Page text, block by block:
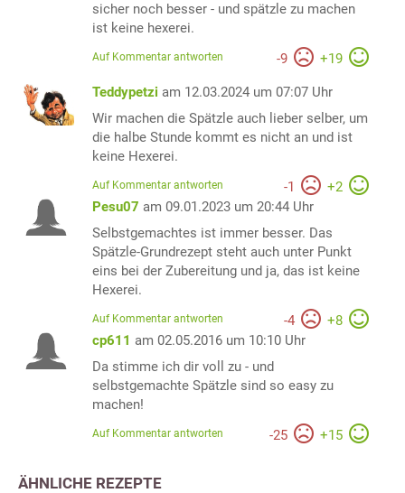
sicher noch besser - und spätzle zu machen
ist keine hexerei.
-9 +19
Auf Kommentar antworten
Teddypetzi am 12.03.2024 um 07:07 Uhr
Wir machen die Spätzle auch lieber selber, um
die halbe Stunde kommt es nicht an und ist
keine Hexerei.
-1 +2
Auf Kommentar antworten
Pesu07 am 09.01.2023 um 20:44 Uhr
Selbstgemachtes ist immer besser. Das
Spätzle-Grundrezept steht auch unter Punkt
eins bei der Zubereitung und ja, das ist keine
Hexerei.
-4 +8
Auf Kommentar antworten
cp611 am 02.05.2016 um 10:10 Uhr
Da stimme ich dir voll zu - und
selbstgemachte Spätzle sind so easy zu
machen!
-25 +15
Auf Kommentar antworten
ÄHNLICHE REZEPTE